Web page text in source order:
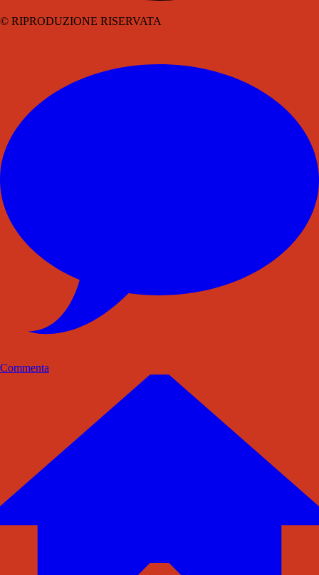
© RIPRODUZIONE RISERVATA
Commenta